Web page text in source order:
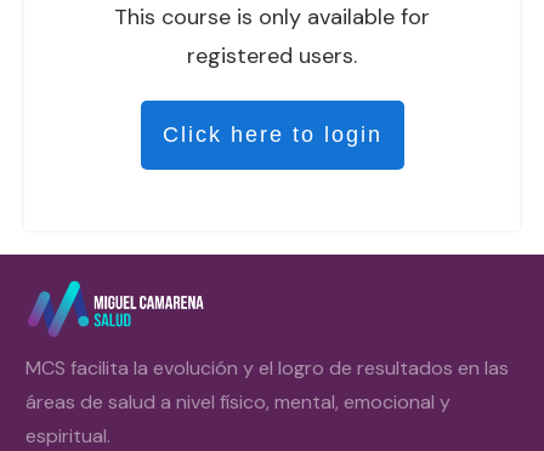
This course is only available for
registered users.
Click here to login
MCS facilita la evolución y el logro de resultados en las
áreas de salud a nivel físico, mental, emocional y
espiritual.